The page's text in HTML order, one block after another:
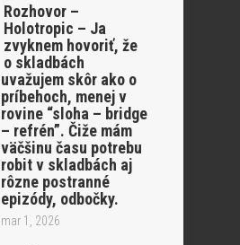
Rozhovor –
Holotropic – Ja
zvyknem hovoriť, že
o skladbách
uvažujem skôr ako o
príbehoch, menej v
rovine “sloha – bridge
– refrén”. Čiže mám
väčšinu času potrebu
robit v skladbách aj
rôzne postranné
epizódy, odbočky.
mar 1, 2026